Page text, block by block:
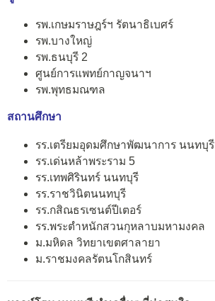
รพ.เกษมราษฎร์ฯ รัตนาธิเบศร์
รพ.บางใหญ่
รพ.ธนบุรี 2
ศูนย์การแพทย์กาญจนาฯ
รพ.พุทธมณฑล
สถานศึกษา
รร.เตรียมอุดมศึกษาพัฒนาการ นนทบุรี
รร.เด่นหล้าพระราม 5
รร.เทพศิรินทร์ นนทบุรี
รร.ราชวินิตนนทบุรี
รร.กสิณธรเซนต์ปีเตอร์
รร.พระตำหนักสวนกุหลาบมหามงคล
ม.มหิดล วิทยาเขตศาลายา
ม.ราชมงคลรัตนโกสินทร์